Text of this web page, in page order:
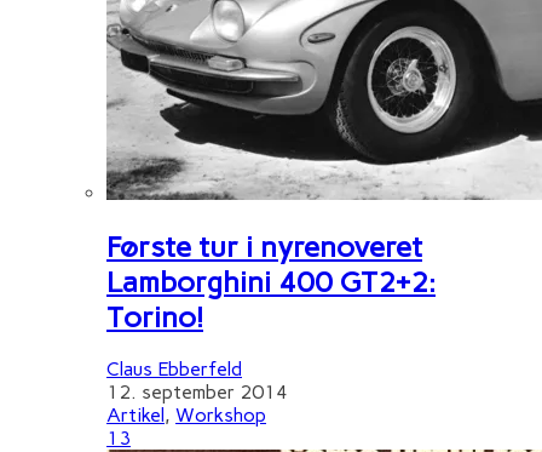
Første tur i nyrenoveret
Lamborghini 400 GT2+2:
Torino!
Claus Ebberfeld
12. september 2014
Artikel , Workshop
13